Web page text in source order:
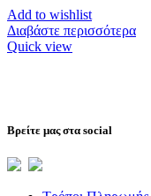
Add to wishlist
Διαβάστε περισσότερα
Quick view
Βρείτε μας στα social